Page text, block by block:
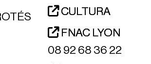
CULTURA
FNAC LYON
08 92 68 36 22